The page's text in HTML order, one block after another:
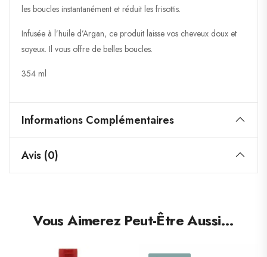
les boucles instantanément et réduit les frisottis.
Infusée à l’huile d’Argan, ce produit laisse vos cheveux doux et
soyeux. Il vous offre de belles boucles.
354 ml
Informations Complémentaires
Avis (0)
Vous Aimerez Peut-Être Aussi…